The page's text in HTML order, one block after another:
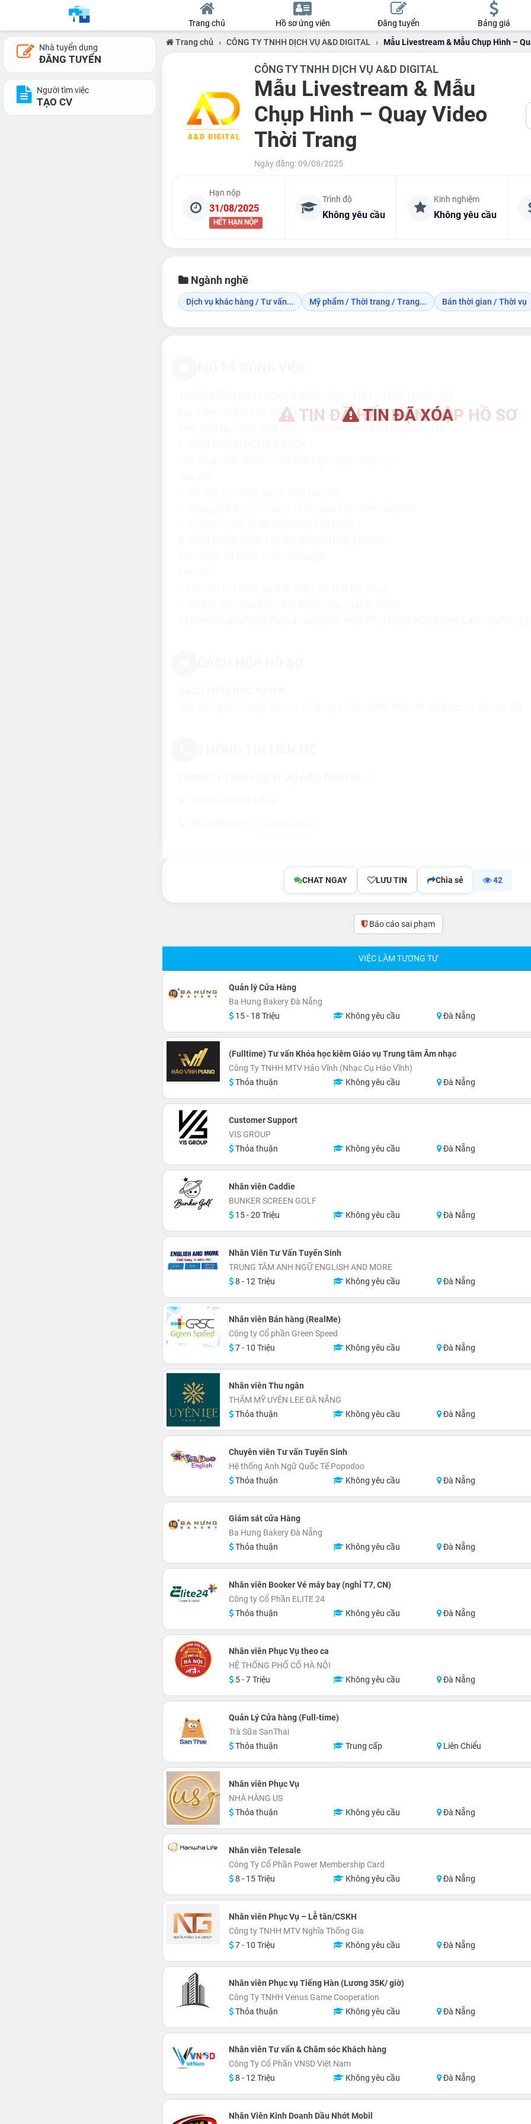
Trang chủ Hồ sơ ứng viên Đăng tuyển Bảng giá
Nhà tuyển dụng
ĐĂNG TUYỂN
Người tìm việc
TẠO CV
Trang chủ › CÔNG TY TNHH DỊCH VỤ A&D DIGITAL › Mẫu Livestream & Mẫu Chụp Hình –
CÔNG TY TNHH DỊCH VỤ A&D DIGITAL
Mẫu Livestream & Mẫu
Chụp Hình – Quay Video
Thời Trang
Ngày đăng: 09/08/2025
Hạn nộp
31/08/2025
HẾT HẠN NỘP
Trình độ
Không yêu cầu
Kinh nghiệm
Không yêu cầu
Ngành nghề
Dịch vụ khác hàng / Tư vấn... Mỹ phẩm / Thời trang / Trang... Bán thời gian / Thời vụ
TIN ĐÃ HẾT HẠN NỘP HỒ SƠ
TIN ĐÃ XÓA
Địa điểm: Thanh Khê, Đà Nẵng
CHAT NGAY LƯU TIN Chia sẻ 42
Báo cáo sai phạm
VIỆC LÀM TƯƠNG TỰ
Quản lý Cửa Hàng
Ba Hưng Bakery Đà Nẵng
15 - 18 Triệu
Không yêu cầu Đà Nẵng
(Fulltime) Tư vấn Khóa học kiêm Giáo vụ Trung tâm Âm nhạc
Công Ty TNHH MTV Hảo Vĩnh (Nhạc Cụ Hảo Vĩnh)
Thỏa thuận
Không yêu cầu Đà Nẵng
Customer Support
VIS GROUP
Thỏa thuận
Không yêu cầu Đà Nẵng
Nhân viên Caddie
BUNKER SCREEN GOLF
15 - 20 Triệu
Không yêu cầu Đà Nẵng
Nhân Viên Tư Vấn Tuyển Sinh
TRUNG TÂM ANH NGỮ ENGLISH AND MORE
8 - 12 Triệu
Không yêu cầu Đà Nẵng
Nhân viên Bán hàng (RealMe)
Công ty Cổ phần Green Speed
7 - 10 Triệu
Không yêu cầu Đà Nẵng
Nhân viên Thu ngân
THẨM MỸ UYÊN LEE ĐÀ NẴNG
Thỏa thuận
Không yêu cầu Đà Nẵng
Chuyên viên Tư vấn Tuyển Sinh
Hệ thống Anh Ngữ Quốc Tế Popodoo
Thỏa thuận
Không yêu cầu Đà Nẵng
Giám sát cửa Hàng
Ba Hưng Bakery Đà Nẵng
Thỏa thuận
Không yêu cầu Đà Nẵng
Nhân viên Booker Vé máy bay (nghỉ T7, CN)
Công ty Cổ Phần ELITE 24
Thỏa thuận
Không yêu cầu Đà Nẵng
Nhân viên Phục Vụ theo ca
HỆ THỐNG PHỐ CỔ HÀ NỘI
5 - 7 Triệu
Không yêu cầu Đà Nẵng
Quản Lý Cửa hàng (Full-time)
Trà Sữa SanThai
Thỏa thuận
Trung cấp Liên Chiểu
Nhân viên Phục Vụ
NHÀ HÀNG US
Thỏa thuận
Không yêu cầu Đà Nẵng
Nhân viên Telesale
Công Ty Cổ Phần Power Membership Card
8 - 15 Triệu
Không yêu cầu Đà Nẵng
Nhân viên Phục Vụ – Lễ tân/CSKH
Công ty TNHH MTV Nghĩa Thống Gia
7 - 10 Triệu
Không yêu cầu Đà Nẵng
Nhân viên Phục vụ Tiếng Hàn (Lương 35K/ giờ)
Công Ty TNHH Venus Game Cooperation
Thỏa thuận
Không yêu cầu Đà Nẵng
Nhân viên Tư vấn & Chăm sóc Khách hàng
Công Ty Cổ Phần VNSD Việt Nam
8 - 12 Triệu
Không yêu cầu Đà Nẵng
Nhân Viên Kinh Doanh Dầu Nhớt Mobil